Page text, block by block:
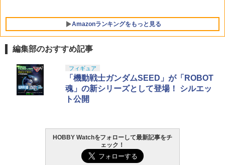
Amazonランキングをもっと見る
1
BANDAI SPIRITS(バンダイ スピリッツ)
30MS SIS-J00 メルンジャ[カラーA] 色
分け済みプラモデル
￥4,200
BANDAI SPIRITS(バンダイ スピリッツ)
機動警察パトレイバー EZY RG 1/48 AV-
98Plus (イングラム・プラス) 色分け済
1
東京マルイ(TOKYO MARUI) No.25 コル
ト ガバメント HG 18歳以上エアーHOP
ハンドガン
￥3,384
東京マルイ (TOKYO MARUI) ガスブロー
バックマシンガン No.14 20式 5.56mm
小銃 18歳以上 ガスブローバック
1
LOCTITE(ロックタイト) シールはがし
プレミアム 220ml
￥962
GSIクレオス Mr.トップコート 水性プレ
ミアムトップコートスプレー 光沢 88ml
ホビー用仕上材 B601
編集部のおすすめ記事
フィギュア
「機動戦士ガンダムSEED」が「ROBOT
魂」の新シリーズとして登場！ シルエッ
ト公開
HOBBY Watchをフォローして最新記事をチ
ェック！